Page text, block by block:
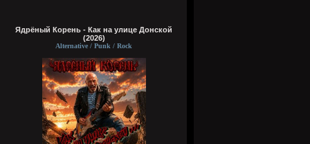
Ядрёный Корень - Как на улице Донской
(2026)
Alternative / Punk / Rock